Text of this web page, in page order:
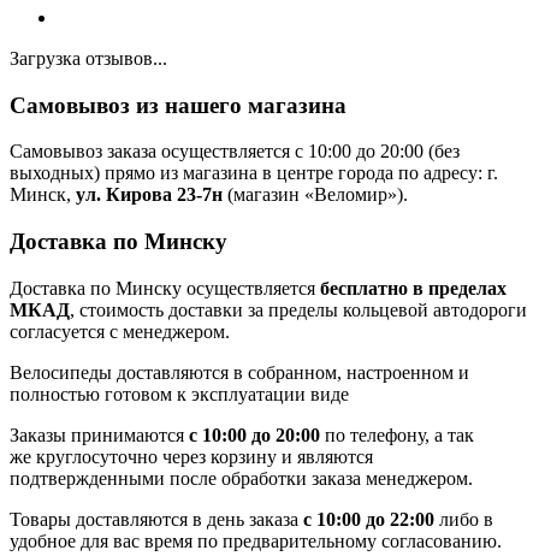
Загрузка отзывов...
Самовывоз из нашего магазина
Самовывоз заказа осуществляется с 10:00 до 20:00 (без
выходных) прямо из магазина в центре города по адресу: г.
Минск, ул. Кирова 23-7н (магазин «Веломир»).
Доставка по Минску
Доставка по Минску осуществляется бесплатно в пределах
МКАД, стоимость доставки за пределы кольцевой автодороги
согласуется с менеджером.
Велосипеды доставляются в собранном, настроенном и
полностью готовом к эксплуатации виде
Заказы принимаются с 10:00 до 20:00 по телефону, а так
же круглосуточно через корзину и являются
подтвержденными после обработки заказа менеджером.
Товары доставляются в день заказа с 10:00 до 22:00 либо в
удобное для вас время по предварительному согласованию.